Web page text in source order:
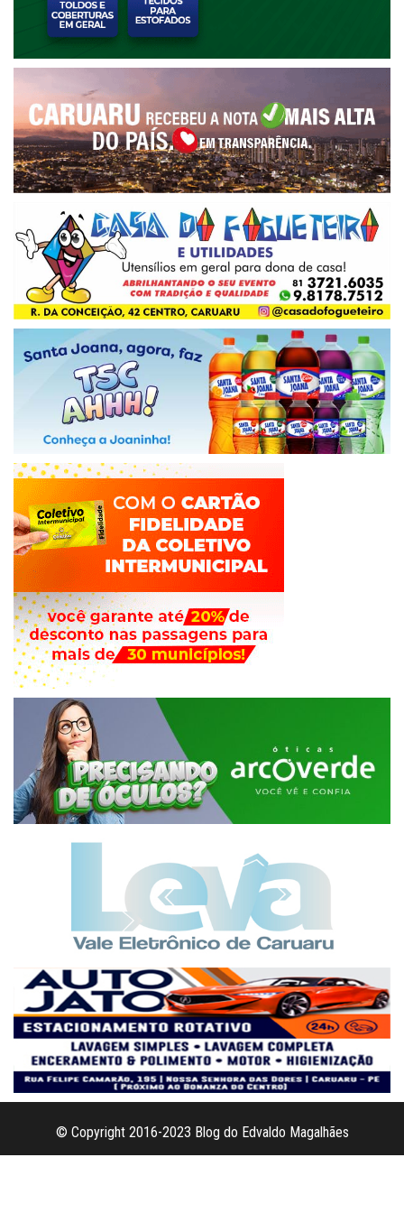
© Copyright 2016-2023 Blog do Edvaldo Magalhães